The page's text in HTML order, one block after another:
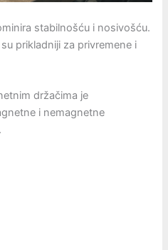
stabilnošću i nosivošću.
prikladniji za privremene i
držačima je
i nemagnetne